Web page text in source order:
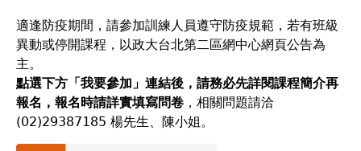
適逢防疫期間，請參加訓練人員遵守防疫規範，若有班級
異動或停開課程，以政大台北第二區網中心網頁公告為
主。
點選下方「我要參加」連結後，請務必先詳閱課程簡介再
報名，報名時請詳實填寫問卷 ，相關問題請洽
(02)29387185 楊先生、陳小姐。